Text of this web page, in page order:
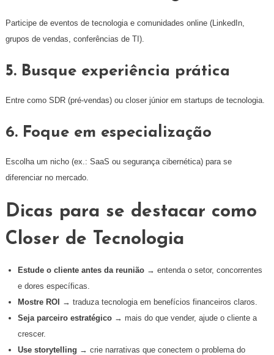
Participe de eventos de tecnologia e comunidades online (LinkedIn,
grupos de vendas, conferências de TI).
5. Busque experiência prática
Entre como SDR (pré-vendas) ou closer júnior em startups de tecnologia.
6. Foque em especialização
Escolha um nicho (ex.: SaaS ou segurança cibernética) para se
diferenciar no mercado.
Dicas para se destacar como
Closer de Tecnologia
Estude o cliente antes da reunião→ entenda o setor, concorrentes
e dores específicas.
Mostre ROI → traduza tecnologia em benefícios financeiros claros.
Seja parceiro estratégico→ mais do que vender, ajude o cliente a
crescer.
Use storytelling → crie narrativas que conectem o problema do